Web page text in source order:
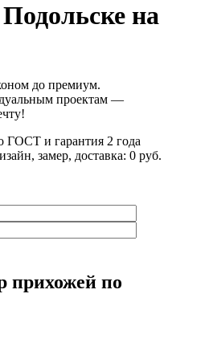
на
до премиум.
проектам —
ГОСТ и гарантия 2 года
замер, доставка: 0 руб.
прихожей по